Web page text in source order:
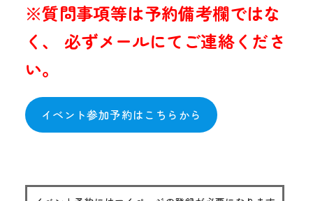
WCP
ショッカー
LABO
※質問事項等は予約備考欄ではな
く、 必ずメールにてご連絡くださ
い。
イベント参加予約はこちらから